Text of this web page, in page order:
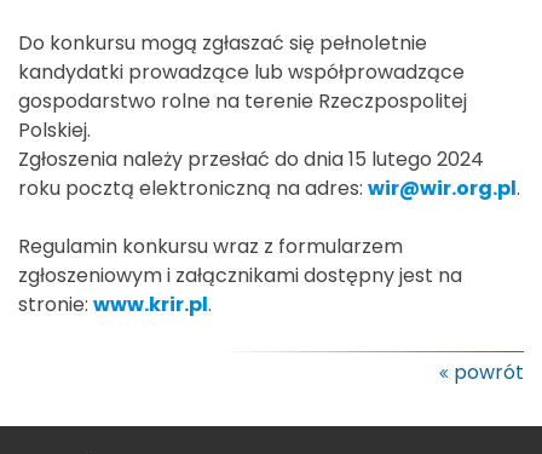
Do konkursu mogą zgłaszać się pełnoletnie
kandydatki prowadzące lub współprowadzące
gospodarstwo rolne na terenie Rzeczpospolitej
Polskiej.
Zgłoszenia należy przesłać do dnia 15 lutego 2024
roku pocztą elektroniczną na adres: wir@wir.org.pl.
Regulamin konkursu wraz z formularzem
zgłoszeniowym i załącznikami dostępny jest na
stronie: www.krir.pl.
powrót